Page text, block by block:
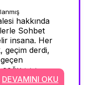
hakkında
Sohbet
insana. Her
geçim derdi,
çoğu >>>
DEVAMINI OKU